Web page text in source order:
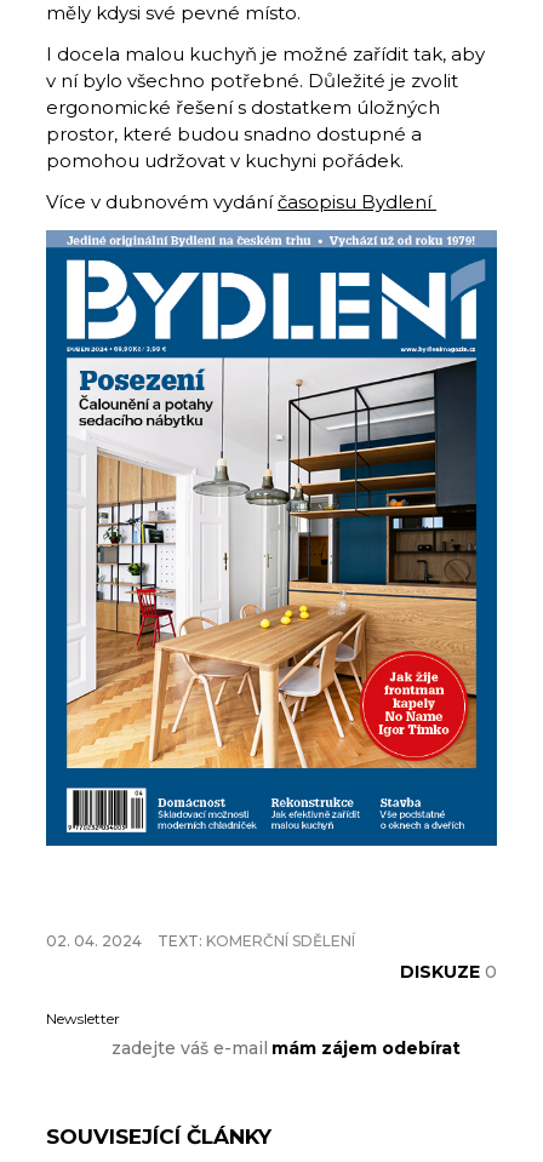
měly kdysi své pevné místo.
I docela malou kuchyň je možné zařídit tak, aby
v ní bylo všechno potřebné. Důležité je zvolit
ergonomické řešení s dostatkem úložných
prostor, které budou snadno dostupné a
pomohou udržovat v kuchyni pořádek.
Více v dubnovém vydáníčasopisu Bydlení
02. 04. 2024 TEXT: KOMERČNÍ SDĚLENÍ
DISKUZE 0
Newsletter
SOUVISEJÍCÍ ČLÁNKY